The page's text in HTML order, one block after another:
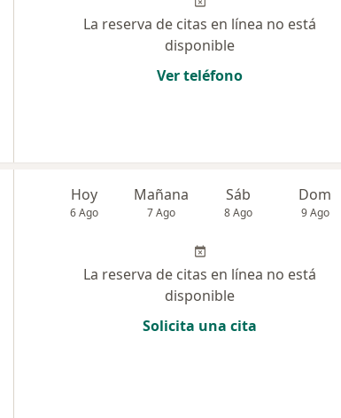
La reserva de citas en línea no está
disponible
Ver teléfono
Hoy
6 Ago
Mañana
7 Ago
Sáb
8 Ago
Dom
9 Ago
La reserva de citas en línea no está
disponible
Solicita una cita